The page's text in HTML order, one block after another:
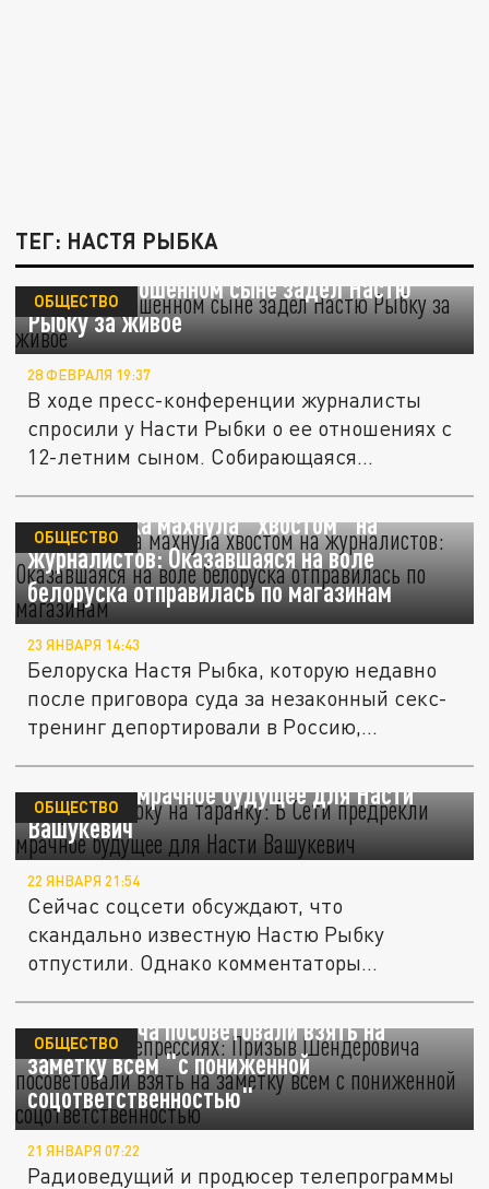
ТЕГ: НАСТЯ РЫБКА
Вопрос о брошенном сыне задел Настю
Рыбку за живое
ОБЩЕСТВО
28 ФЕВРАЛЯ 19:37
В ходе пресс-конференции журналисты
спросили у Насти Рыбки о ее отношениях с
12-летним сыном. Собирающаяся...
Настя Рыбка махнула "хвостом" на
журналистов: Оказавшаяся на воле
белоруска отправилась по магазинам
ОБЩЕСТВО
23 ЯНВАРЯ 14:43
Белоруска Настя Рыбка, которую недавно
после приговора суда за незаконный секс-
тренинг депортировали в Россию,...
"Засушат Рыбку на таранку": В Сети
предрекли мрачное будущее для Насти
Вашукевич
ОБЩЕСТВО
22 ЯНВАРЯ 21:54
Сейчас соцсети обсуждают, что
скандально известную Настю Рыбку
отпустили. Однако комментаторы
"Кричите о репрессиях": Призыв
Шендеровича посоветовали взять на
заметку всем "с пониженной
соцответственностью"
ОБЩЕСТВО
21 ЯНВАРЯ 07:22
Радиоведущий и продюсер телепрограммы